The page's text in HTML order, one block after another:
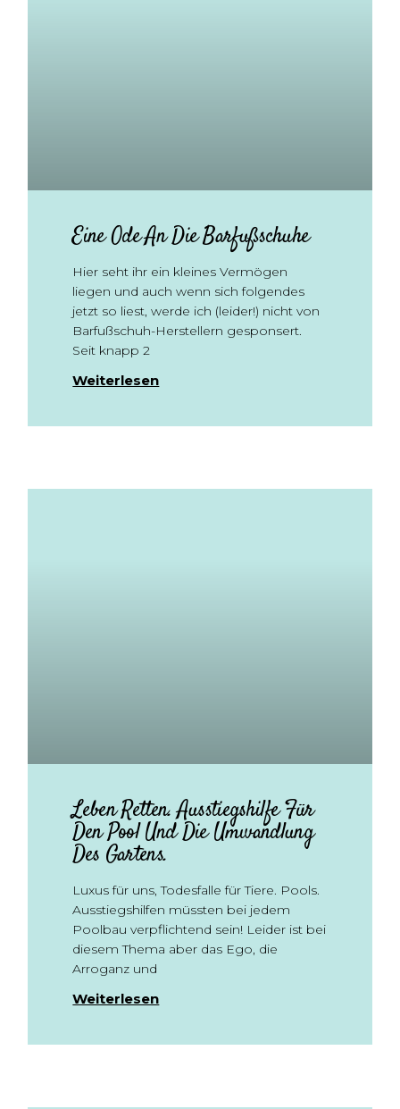
Eine Ode An Die Barfußschuhe
Hier seht ihr ein kleines Vermögen
liegen und auch wenn sich folgendes
jetzt so liest, werde ich (leider!) nicht von
Barfußschuh-Herstellern gesponsert.
Seit knapp 2
Weiterlesen
Leben Retten. Ausstiegshilfe Für
Den Pool Und Die Umwandlung
Des Gartens.
Luxus für uns, Todesfalle für Tiere. Pools.
Ausstiegshilfen müssten bei jedem
Poolbau verpflichtend sein! Leider ist bei
diesem Thema aber das Ego, die
Arroganz und
Weiterlesen